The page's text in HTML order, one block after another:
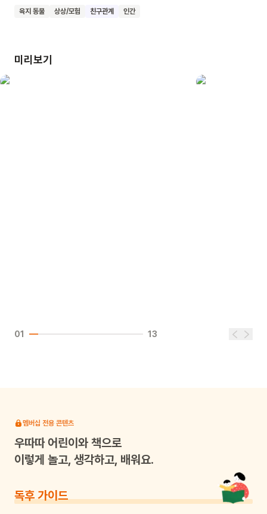
아이들은 생명의 소중함과 친구를 아끼는 따뜻한 마음을 배울 수
육지 동물 상상/모험 친구관계 인간
미리보기
01 13
멤버십 전용 콘텐츠
우따따어린이와 책으로
이렇게 놀고, 생각하고, 배워요.
독후 가이드